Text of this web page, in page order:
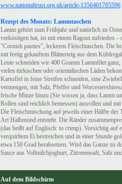
www.nationaltrust.org.uk/article-1356401785596
Rezept des Monats: Lammtaschen
Lamm gehört zum Frühjahr und natürlich zu
verköstigen hat, ist mit einem Ragout zufrieden
"Cornish pasties", leckeren Fleischtaschen. Die
mit fertig gekauftem Blätterteig aus dem
Leute schneiden wir 400 Gramm Lammfilet
vielen türkischen oder orientalischen Läden
Kartoffel in feine Streifen schneiden, eine
vermengen, mit Salz, Pfeffer und
frische Minze hinzu (Sie wissen ja, dass Lamm
Rollen sind reichlich bemessen) ausrollen und
Die Fleischmischung auf jeweils einer Hälfte der
Art Halbmond entsteht. Die Ränder
(das heißt auf Englisch: to crimp). Vorsichtig auf
verquirltem Ei bestreichen und in einer Stunde
etwa 150 Grad herabsetzen. Wird das Ganze zu
Sauce aus Vollmilchjoghurt, Zitronensaft, Salz
Auf dem Bildschirm